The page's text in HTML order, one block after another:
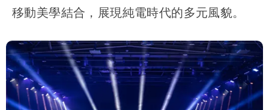
移動美學結合，展現純電時代的多元風貌。